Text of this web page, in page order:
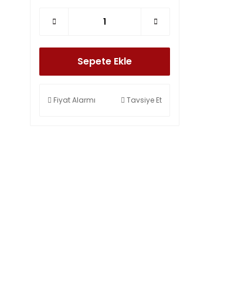
Sepete Ekle
Fiyat Alarmı Tavsiye Et